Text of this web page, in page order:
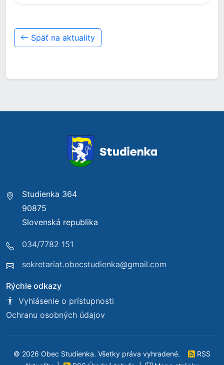
Späť na aktuality
Studienka 364
90875
Slovenská republika
034/7782 151
sekretariat.obecstudienka@gmail.com
Rýchle odkazy
Vyhlásenie o prístupnosti
Ochranu osobných údajov
© 2026 Obec Studienka. Všetky práva vyhradené.
RSS